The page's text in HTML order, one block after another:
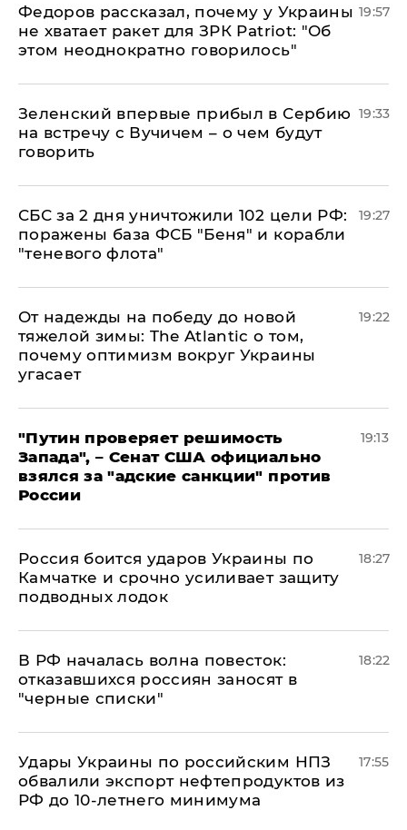
Федоров рассказал, почему у Украины
не хватает ракет для ЗРК Patriot: "Об
этом неоднократно говорилось"
19:57
Зеленский впервые прибыл в Сербию
на встречу с Вучичем – о чем будут
говорить
19:33
СБС за 2 дня уничтожили 102 цели РФ:
поражены база ФСБ "Беня" и корабли
"теневого флота"
19:27
От надежды на победу до новой
тяжелой зимы: The Atlantic о том,
почему оптимизм вокруг Украины
угасает
19:22
"Путин проверяет решимость
Запада", – Сенат США официально
взялся за "адские санкции" против
России
19:13
Россия боится ударов Украины по
Камчатке и срочно усиливает защиту
подводных лодок
18:27
​В РФ началась волна повесток:
отказавшихся россиян заносят в
"черные списки"
18:22
Удары Украины по российским НПЗ
обвалили экспорт нефтепродуктов из
РФ до 10-летнего минимума
17:55